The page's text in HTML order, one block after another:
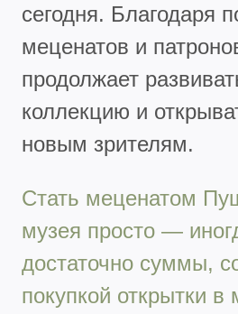
сегодня. Благодаря
меценатов и
продолжает
коллекцию и
новым зрителям.
Стать меценатом
музея просто —
достаточно суммы,
покупкой открытки в